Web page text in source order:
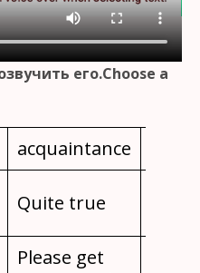
его.Choose a
acquaintance
Quite true
Please get